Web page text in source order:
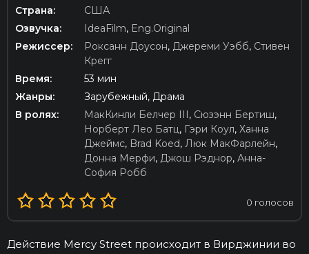
Страна:
США
Озвучка:
IdeaFilm, Eng.Original
Режиссер:
Роксанн Доусон, Джереми Уэбб, Стивен
Крегг
Время:
53 мин
Жанры:
Зарубежный, Драма
В ролях:
МакКинли Белчер III, Сюзэнн Бертиш,
Норберт Лео Батц, Гэри Коул, Ханна
Джеймс, Brad Koed, Люк МакФарлейн,
Донна Мерфи, Джош Рэднор, Анна-
София Робб
0 голосов
Действие Mercy Street происходит в Вирджинии во